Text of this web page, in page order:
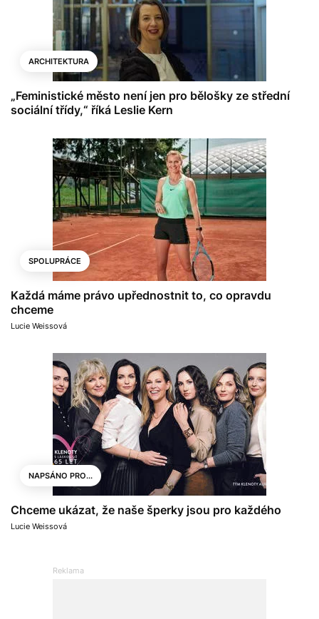
ARCHITEKTURA
„Feministické město není jen pro bělošky ze střední
sociální třídy,“ říká Leslie Kern
SPOLUPRÁCE
Každá máme právo upřednostnit to, co opravdu
chceme
Lucie Weissová
NAPSÁNO PRO...
Chceme ukázat, že naše šperky jsou pro každého
Lucie Weissová